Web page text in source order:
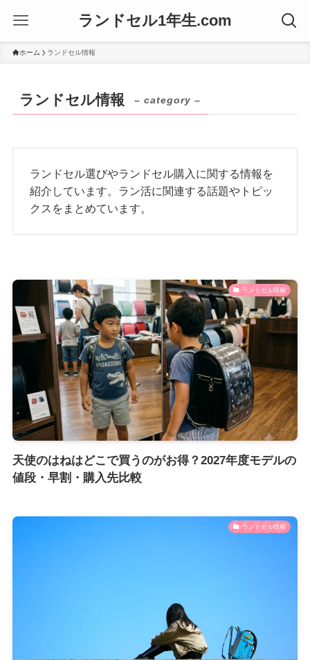
ランドセル1年生.com
ホーム ランドセル情報
ランドセル情報 – category –
ランドセル選びやランドセル購入に関する情報を
紹介しています。ラン活に関連する話題やトピッ
クスをまとめています。
ランドセル情報
天使のはねはどこで買うのがお得？2027年度モデルの
値段・早割・購入先比較
ランドセル情報